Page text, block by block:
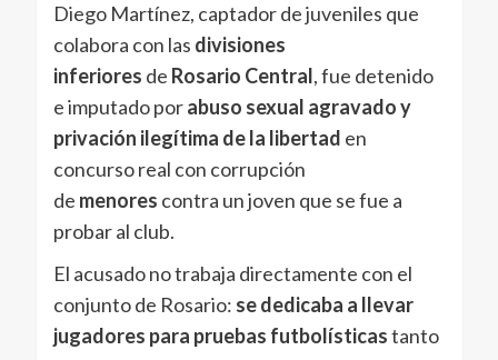
Diego Martínez, captador de juveniles que
colabora con las divisiones
inferiores de Rosario Central, fue detenido
e imputado porabuso sexual agravado y
privación ilegítima de la libertad en
concurso real con corrupción
de menores contra un joven que se fue a
probar al club.
El acusado no trabaja directamente con el
conjunto de Rosario: se dedicaba a llevar
jugadores para pruebas futbolísticastanto